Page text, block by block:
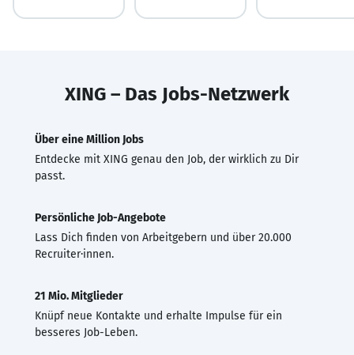
XING – Das Jobs-Netzwerk
Über eine Million Jobs
Entdecke mit XING genau den Job, der wirklich zu Dir
passt.
Persönliche Job-Angebote
Lass Dich finden von Arbeitgebern und über 20.000
Recruiter·innen.
21 Mio. Mitglieder
Knüpf neue Kontakte und erhalte Impulse für ein
besseres Job-Leben.